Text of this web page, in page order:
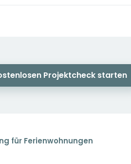
Projektcheck starten
für Ferienwohnungen